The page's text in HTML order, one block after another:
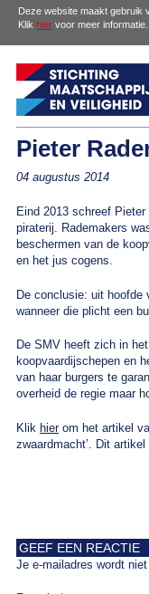
Deze website maakt gebruik
Klik hier voor meer informatie.
Pieter
04 augustus 2014
Eind 2013 schreef
piraterij. Rademakers
beschermen van de
en het jus cogens.
De conclusie: uit hoofde
wanneer die plicht een
De SMV heeft zich in
koopvaardijschepen en
van haar burgers te
overheid de regie maar
Klik hierom het artikel
zwaardmacht’. Dit
GEEF EEN REACTIE
Je e-mailadres wordt niet